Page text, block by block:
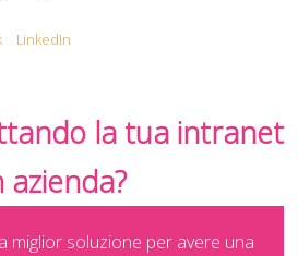
LinkedIn
la tua intranet
azienda?
miglior soluzione per avere una